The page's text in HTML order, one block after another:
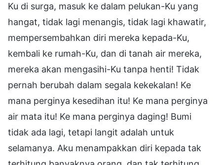
Ku di surga, masuk ke dalam pelukan-Ku yang
hangat, tidak lagi menangis, tidak lagi khawatir,
mempersembahkan diri mereka kepada-Ku,
kembali ke rumah-Ku, dan di tanah air mereka,
mereka akan mengasihi-Ku tanpa henti! Tidak
pernah berubah dalam segala kekekalan! Ke
mana perginya kesedihan itu! Ke mana perginya
air mata itu! Ke mana perginya daging! Bumi
tidak ada lagi, tetapi langit adalah untuk
selamanya. Aku menampakkan diri kepada tak